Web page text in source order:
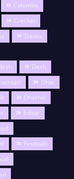
Colombo
Crecket
Dausa
Desh
Dhar
Dharnik
Editor
Festivals